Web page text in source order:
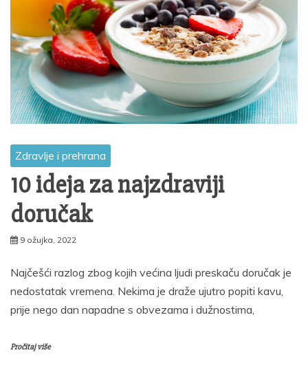
Zdravlje i prehrana
10 ideja za najzdraviji
doručak
9 ožujka, 2022
Najčešći razlog zbog kojih većina ljudi preskaču doručak je
nedostatak vremena. Nekima je draže ujutro popiti kavu,
prije nego dan napadne s obvezama i dužnostima,
Pročitaj više